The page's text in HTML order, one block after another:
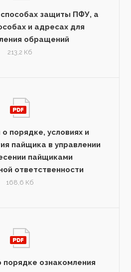
защиты ПФУ, а
и адресах для
обращений
213,2 Кб
порядке, условиях и
пайщика в управлении
пайщиками
ответственности
168,6 Кб
ознакомления